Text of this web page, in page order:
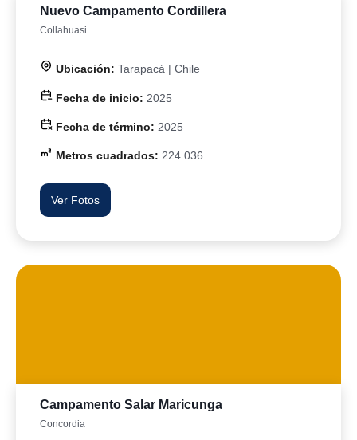
Nuevo Campamento Cordillera
Collahuasi
Ubicación: Tarapacá | Chile
Fecha de inicio: 2025
Fecha de término: 2025
Metros cuadrados: 224.036
Ver Fotos
Campamento Salar Maricunga
Concordia